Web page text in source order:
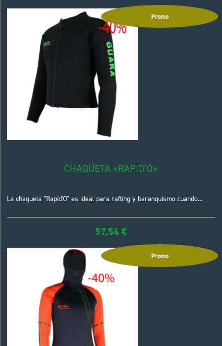
Promo
CHAQUETA «RAPID’O»
La chaqueta "Rapid'O" es ideal para rafting y baranquismo cuando...
57,54€
Promo